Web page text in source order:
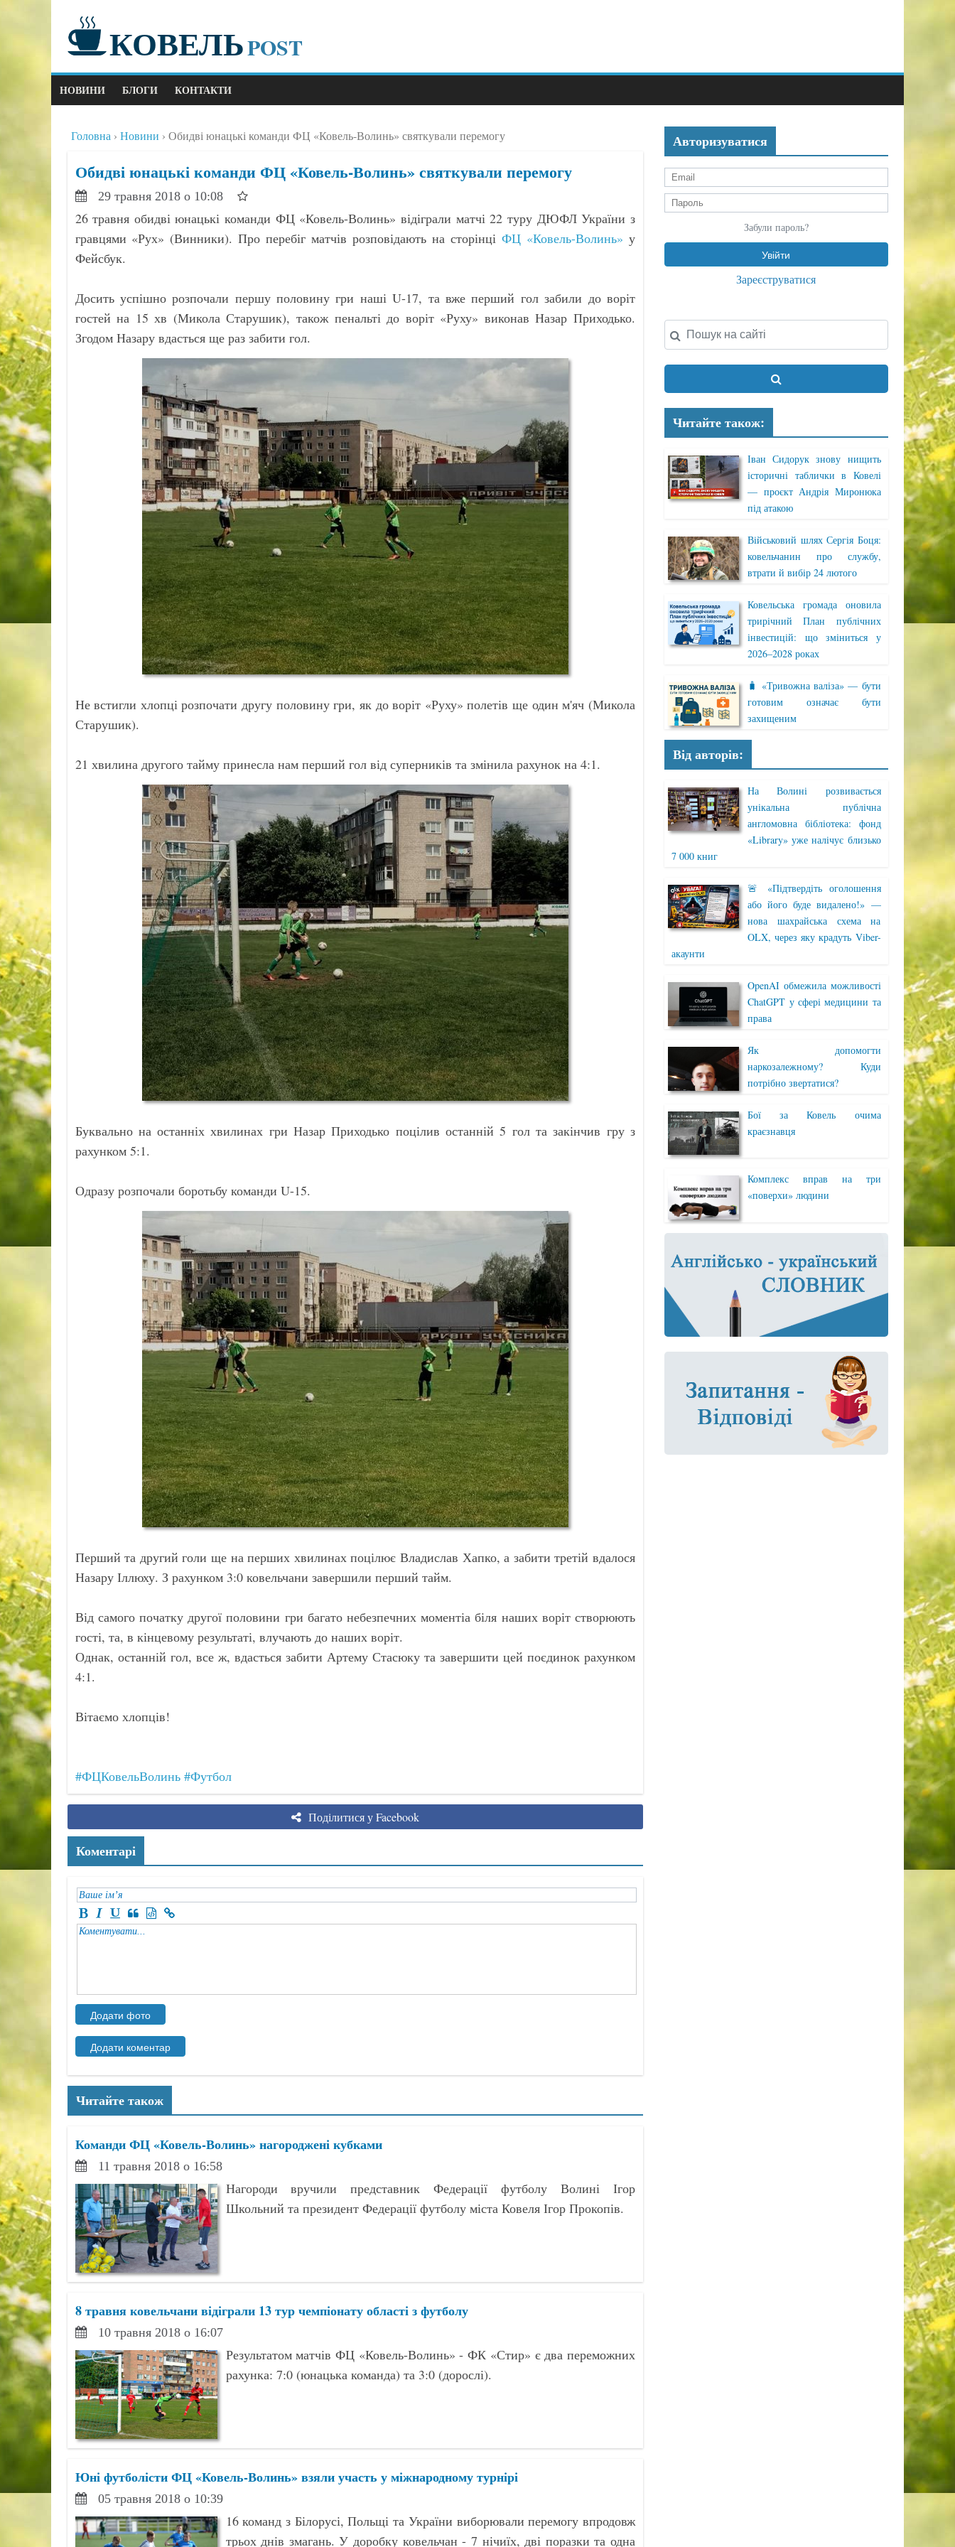
КОВЕЛЬPOST
НОВИНИ БЛОГИ КОНТАКТИ
Головна Новини Обидві юнацькі команди ФЦ «Ковель-Волинь» святкували перемогу
Обидві юнацькі команди ФЦ «Ковель-Волинь» святкували перемогу
29 травня 2018 о 10:08
26 травня обидві юнацькі команди ФЦ «Ковель-Волинь» відіграли матчі 22 туру ДЮФЛ України з
гравцями «Рух» (Винники). Про перебіг матчів розповідають на сторінціФЦ «Ковель-Волинь» у
Фейсбук.
Досить успішно розпочали першу половину гри наші U-17, та вже перший гол забили до воріт
гостей на 15 хв (Микола Старушик), також пенальті до воріт «Руху» виконав Назар Приходько.
Згодом Назару вдасться ще раз забити гол.
Не встигли хлопці розпочати другу половину гри, як до воріт «Руху» полетів ще один м'яч (Микола
Старушик).
21 хвилина другого тайму принесла нам перший гол від суперників та змінила рахунок на 4:1.
Буквально на останніх хвилинах гри Назар Приходько поцілив останній 5 гол та закінчив гру з
рахунком 5:1.
Одразу розпочали боротьбу команди U-15.
Перший та другий голи ще на перших хвилинах поцілює Владислав Хапко, а забити третій вдалося
Назару Іллюху. З рахунком 3:0 ковельчани завершили перший тайм.
Від самого початку другої половини гри багато небезпечних моментіа біля наших воріт створюють
гості, та, в кінцевому результаті, влучають до наших воріт.
Однак, останній гол, все ж, вдасться забити Артему Стасюку та завершити цей поєдинок рахунком
4:1.
Вітаємо хлопців!
#ФЦКовельВолинь #Футбол
Поділитися у Facebook
Коментарі
Читайте також
Команди ФЦ «Ковель-Волинь» нагороджені кубками
11 травня 2018 о 16:58
Нагороди вручили представник Федерації футболу Волині Ігор
Школьний та президент Федерації футболу міста Ковеля Ігор Прокопів.
8 травня ковельчани відіграли 13 тур чемпіонату області з футболу
10 травня 2018 о 16:07
Результатом матчів ФЦ «Ковель-Волинь» - ФК «Стир» є два переможних
рахунка: 7:0 (юнацька команда) та 3:0 (дорослі).
Юні футболісти ФЦ «Ковель-Волинь» взяли участь у міжнародному турнірі
05 травня 2018 о 10:39
16 команд з Білорусі, Польщі та України виборювали перемогу впродовж
трьох днів змагань. У доробку ковельчан - 7 нічиїх, дві поразки та одна
Авторизуватися
Забули пароль?
Зареєструватися
Читайте також:
Іван Сидорук знову нищить
історичні таблички в Ковелі
— проєкт Андрія Миронюка
під атакою
Військовий шлях Сергія Боця:
ковельчанин про службу,
втрати й вибір 24 лютого
Ковельська громада оновила
трирічний План публічних
інвестицій: що зміниться у
2026–2028 роках
🧳 «Тривожна валіза» — бути
готовим означає бути
захищеним
Від авторів:
На Волині розвивається
унікальна публічна
англомовна бібліотека: фонд
«Library» уже налічує близько
7 000 книг
🚨 «Підтвердіть оголошення
або його буде видалено!» —
нова шахрайська схема на
OLX, через яку крадуть Viber-
акаунти
OpenAI обмежила можливості
ChatGPT у сфері медицини та
права
Як допомогти
наркозалежному? Куди
потрібно звертатися?
Бої за Ковель очима
краєзнавця
Комплекс вправ на три
«поверхи» людини